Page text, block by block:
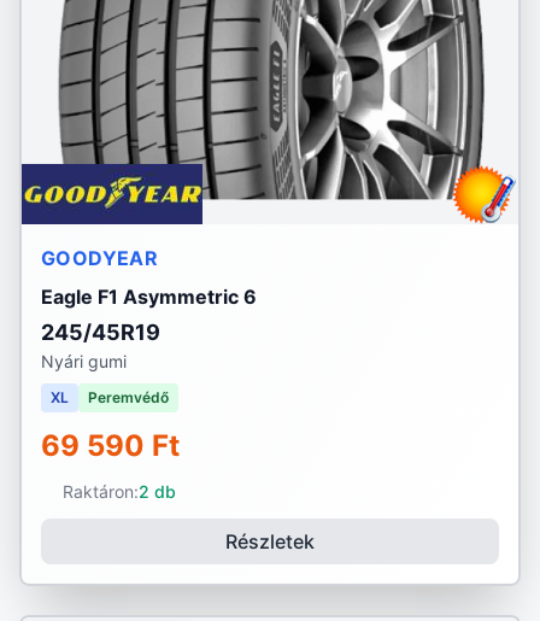
GOODYEAR
Eagle F1 Asymmetric 6
245/45R19
Nyári gumi
XL Peremvédő
69 590 Ft
Raktáron:2 db
Részletek